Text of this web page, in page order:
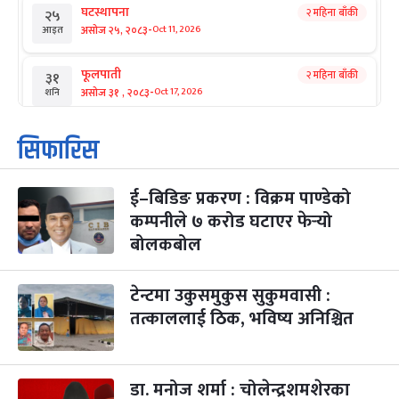
२५
आइत
घटस्थापना
असोज २५, २०८३-Oct 11, 2026
२ महिना बाँकी
३१
शनि
फूलपाती
असोज ३१ , २०८३-Oct 17, 2026
२ महिना बाँकी
१
आइत
कार्तिक सङ्क्रान्ति
कार्तिक १, २०८३
३
मंगल
महानवमी
कार्तिक ३, २०८३-Oct 20, 2026
२ महिना बाँकी
४
५
बिहि
पापा‌ङ्कुशा एकादशी व्रत
कार्तिक ५, २०८३
२ महिना बाँकी
कुकुर तिहार ३ महिना बाँकी
सिफारिस
ई–बिडिङ प्रकरण : विक्रम पाण्डेको
कम्पनीले ७ करोड घटाएर फेर्‍यो
बोलकबोल
टेन्टमा उकुसमुकुस सुकुमवासी :
तत्काललाई ठिक, भविष्य अनिश्चित
डा. मनोज शर्मा : चोलेन्द्रशमशेरका